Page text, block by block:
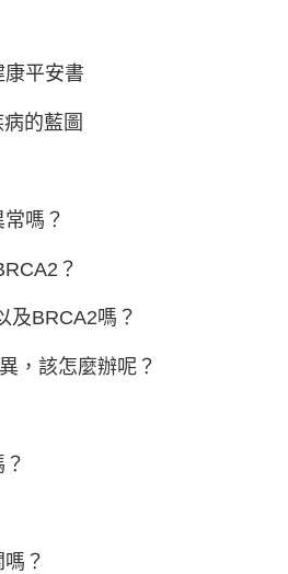
平安書
的藍圖
嗎？
？
及BRCA2嗎？
，該怎麼辦呢？
？